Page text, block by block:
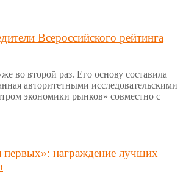
Всероссийского рейтинга
во второй раз. Его основу составила
авторитетными исследовательскими
экономики рынков» совместно с
первых»: награждение лучших